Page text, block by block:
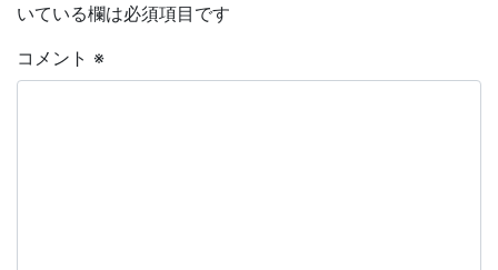
いている欄は必須項目です
コメント ※